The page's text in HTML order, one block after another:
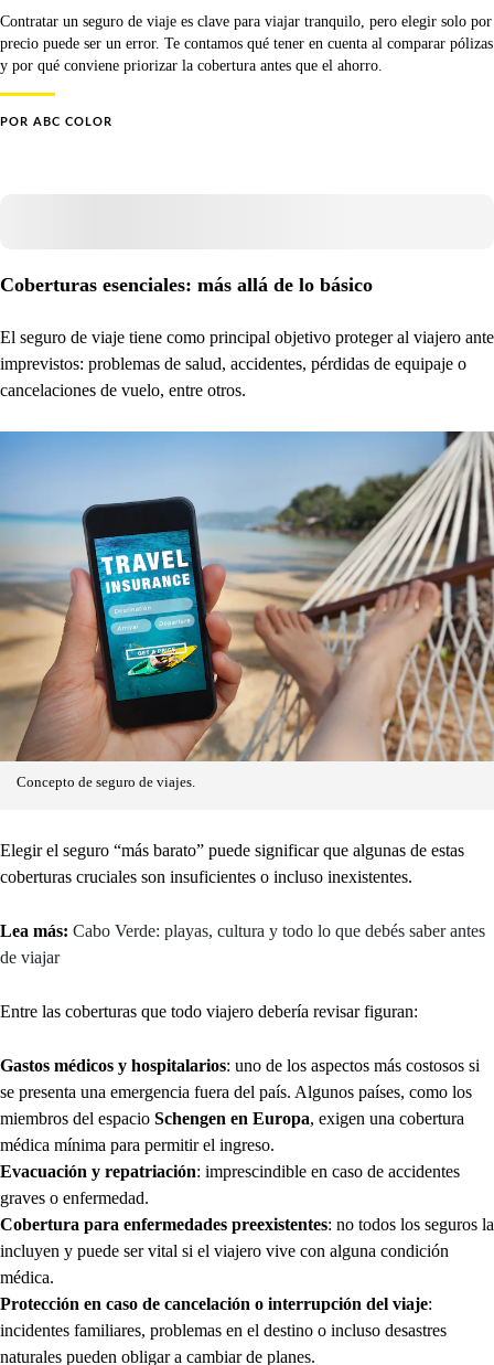
Contratar un seguro de viaje es clave para viajar tranquilo, pero elegir solo por
precio puede ser un error. Te contamos qué tener en cuenta al comparar pólizas
y por qué conviene priorizar la cobertura antes que el ahorro.
POR ABC COLOR
Coberturas esenciales: más allá de lo básico
El seguro de viaje tiene como principal objetivo proteger al viajero ante
imprevistos: problemas de salud, accidentes, pérdidas de equipaje o
cancelaciones de vuelo, entre otros.
Concepto de seguro de viajes.
Elegir el seguro “más barato” puede significar que algunas de estas
coberturas cruciales son insuficientes o incluso inexistentes.
Lea más: Cabo Verde: playas, cultura y todo lo que debés saber antes
de viajar
Entre las coberturas que todo viajero debería revisar figuran:
Gastos médicos y hospitalarios: uno de los aspectos más costosos si
se presenta una emergencia fuera del país. Algunos países, como los
miembros del espacio Schengen en Europa, exigen una cobertura
médica mínima para permitir el ingreso.
Evacuación y repatriación: imprescindible en caso de accidentes
graves o enfermedad.
Cobertura para enfermedades preexistentes: no todos los seguros la
incluyen y puede ser vital si el viajero vive con alguna condición
médica.
Protección en caso de cancelación o interrupción del viaje:
incidentes familiares, problemas en el destino o incluso desastres
naturales pueden obligar a cambiar de planes.